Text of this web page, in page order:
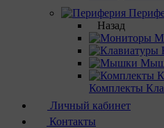
Назад
Комплекты
Личный кабинет
Контакты